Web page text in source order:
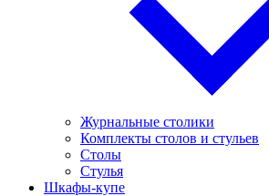
Журнальные столики
Комплекты столов и стульев
Столы
Стулья
Шкафы-купе